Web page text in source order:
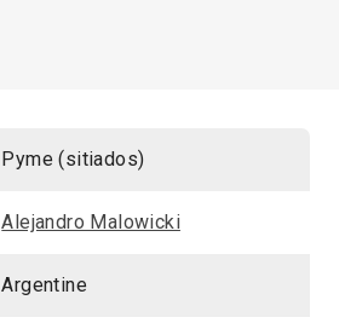
Pyme (sitiados)
Alejandro Malowicki
Argentine